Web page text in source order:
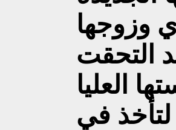
وزوجها
التحقت
العليا
في